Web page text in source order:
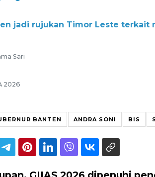
jadi rujukan Timor Leste terkait
Sari
2026
BANTEN ANDRA SONI BIS